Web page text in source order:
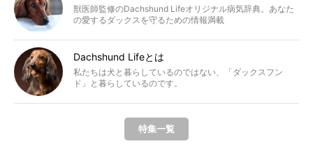
獣医師監修のDachshund Lifeオリジナル病気辞典。あなた
の愛するダックスを守るための情報満載
Dachshund Lifeとは
私たちは犬と暮らしているのではない、「ダックスフン
ド」と暮らしているのです。
特集一覧